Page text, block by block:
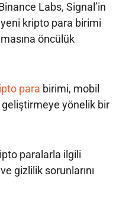
Labs, Signal’in
kripto para birimi
öncülük
para birimi, mobil
geliştirmeye yönelik bir
paralarla ilgili
gizlilik sorunlarını